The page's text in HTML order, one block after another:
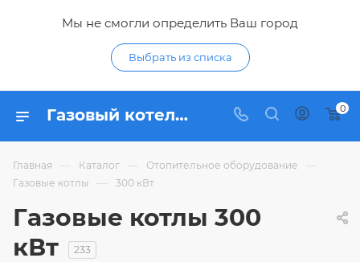
Мы не смогли определить Ваш город
Выбрать из списка
Газовый котел 300 кВт - купить газовые котлы отопления 300 кВт по низким ценам в интернет-магазине Гидропромтехника в Курске 0
Главная — Каталог — Отопительное оборудование —
Газовые котлы — 300 кВт
Газовые котлы 300
кВт
233